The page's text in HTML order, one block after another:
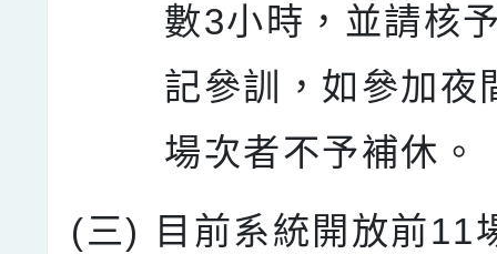
數3小時，並請核
記參訓，如參加夜
場次者不予補休。
(三)
目前系統開放前11